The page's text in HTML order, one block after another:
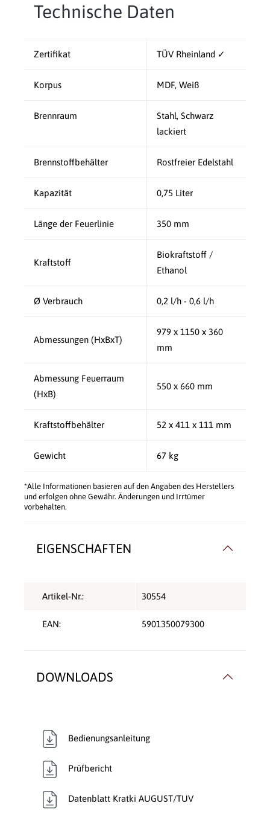
Technische Daten
Zertifikat TÜV Rheinland ✓
Korpus MDF, Weiß
Brennraum
Stahl, Schwarz
lackiert
Brennstoffbehälter Rostfreier Edelstahl
Kapazität 0,75 Liter
Länge der Feuerlinie 350 mm
Kraftstoff
Biokraftstoff /
Ethanol
Ø Verbrauch 0,2 l/h - 0,6 l/h
Abmessungen (HxBxT)
979 x 1150 x 360
mm
Abmessung Feuerraum
(HxB)
550 x 660 mm
Kraftstoffbehälter 52 x 411 x 111 mm
Gewicht 67 kg
*Alle Informationen basieren auf den Angaben des Herstellers
und erfolgen ohne Gewähr. Änderungen und Irrtümer
vorbehalten.
EIGENSCHAFTEN
Artikel-Nr.: 30554
EAN: 5901350079300
DOWNLOADS
Bedienungsanleitung
Prüfbericht
Datenblatt Kratki AUGUST/TUV